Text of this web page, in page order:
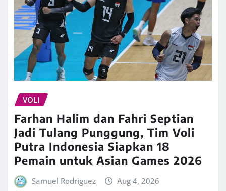
VOLI
Farhan Halim dan Fahri Septian
Jadi Tulang Punggung, Tim Voli
Putra Indonesia Siapkan 18
Pemain untuk Asian Games 2026
Samuel Rodriguez Aug 4, 2026